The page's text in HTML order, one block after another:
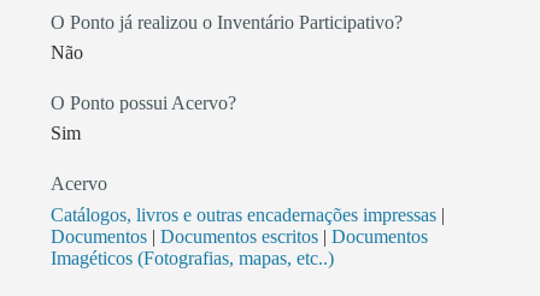
oficina de jongo. • Curso de formação dos
Educadores que atuam nas 21 unidades da
PELO Projeto Arte para Todos – GADA com oficina
de danças Populares.
O Ponto já realizou o Inventário Participativo?
Não
O Ponto possui Acervo?
Sim
Acervo
Catálogos, livros e outras encadernações impressas |
Documentos | Documentos escritos | Documentos
Imagéticos (Fotografias, mapas, etc..)